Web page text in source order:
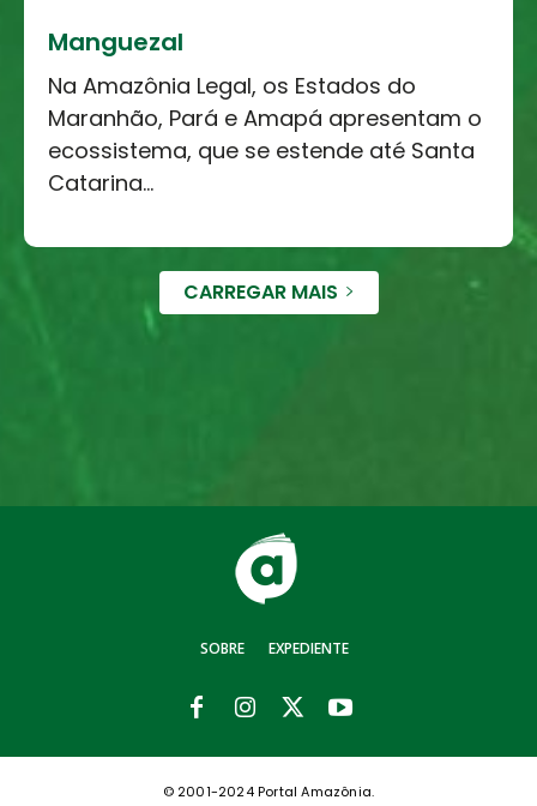
Manguezal
Na Amazônia Legal, os Estados do
Maranhão, Pará e Amapá apresentam o
ecossistema, que se estende até Santa
Catarina...
CARREGAR MAIS
SOBRE EXPEDIENTE
© 2001-2024 Portal Amazônia.